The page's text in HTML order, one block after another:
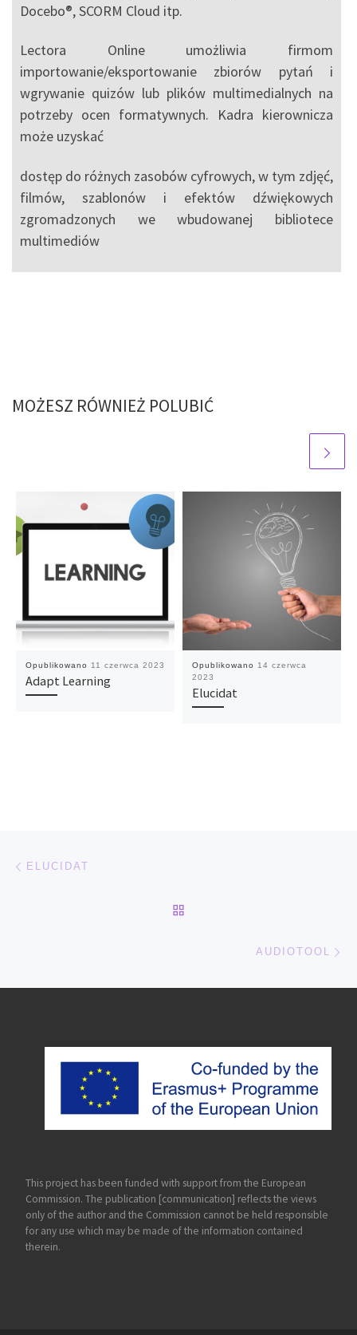
Docebo®, SCORM Cloud itp.
Lectora Online umożliwia firmom
importowanie/eksportowanie zbiorów pytań i
wgrywanie quizów lub plików multimedialnych na
potrzeby ocen formatywnych. Kadra kierownicza
może uzyskać
dostęp do różnych zasobów cyfrowych, w tym zdjęć,
filmów, szablonów i efektów dźwiękowych
zgromadzonych we wbudowanej bibliotece
multimediów
MOŻESZ RÓWNIEŻ POLUBIĆ
Opublikowano 11 czerwca 2023
Adapt Learning
Opublikowano
14 czerwca
2023
Elucidat
Nawigacja wpisu
ELUCIDAT
AUDIOTOOL
This project has been funded with support from the European
Commission. The publication [communication] reflects the views
only of the author and the Commission cannot be held responsible
for any use which may be made of the information contained
therein.